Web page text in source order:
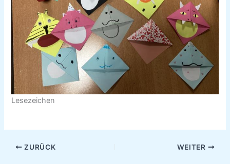
Lesezeichen
ZURÜCK WEITER